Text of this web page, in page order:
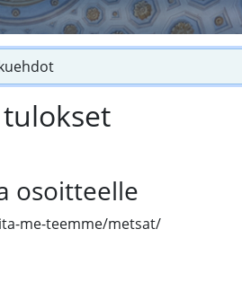
osoitteelle
me-teemme/metsat/